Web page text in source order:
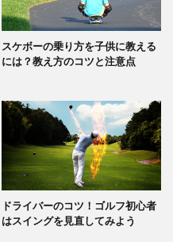
スケボーの乗り方を子供に教える
には？教え方のコツと注意点
ドライバーのコツ！ゴルフ初心者
はスイングを見直してみよう